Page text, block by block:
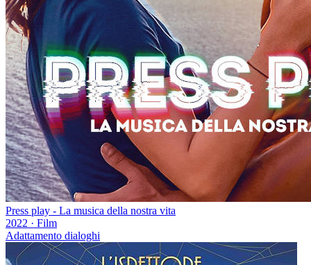
Press play - La musica della nostra vita
2022 · Film
Adattamento dialoghi